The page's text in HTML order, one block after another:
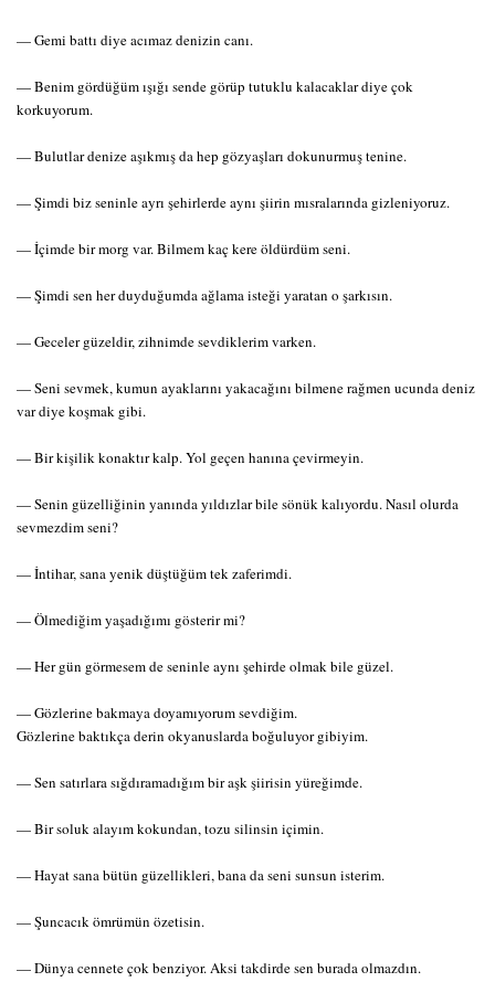
— Gemi battı diye acımaz denizin canı.
— Benim gördüğüm ışığı sende görüp tutuklu kalacaklar diye çok
korkuyorum.
— Bulutlar denize aşıkmış da hep gözyaşları dokunurmuş tenine.
— Şimdi biz seninle ayrı şehirlerde aynı şiirin mısralarında gizleniyoruz.
— İçimde bir morg var. Bilmem kaç kere öldürdüm seni.
— Şimdi sen her duyduğumda ağlama isteği yaratan o şarkısın.
— Geceler güzeldir, zihnimde sevdiklerim varken.
— Seni sevmek, kumun ayaklarını yakacağını bilmene rağmen ucunda deniz
var diye koşmak gibi.
— Bir kişilik konaktır kalp. Yol geçen hanına çevirmeyin.
— Senin güzelliğinin yanında yıldızlar bile sönük kalıyordu. Nasıl olurda
sevmezdim seni?
— İntihar, sana yenik düştüğüm tek zaferimdi.
— Ölmediğim yaşadığımı gösterir mi?
— Her gün görmesem de seninle aynı şehirde olmak bile güzel.
— Gözlerine bakmaya doyamıyorum sevdiğim.
Gözlerine baktıkça derin okyanuslarda boğuluyor gibiyim.
— Sen satırlara sığdıramadığım bir aşk şiirisin yüreğimde.
— Bir soluk alayım kokundan, tozu silinsin içimin.
— Hayat sana bütün güzellikleri, bana da seni sunsun isterim.
— Şuncacık ömrümün özetisin.
— Dünya cennete çok benziyor. Aksi takdirde sen burada olmazdın.